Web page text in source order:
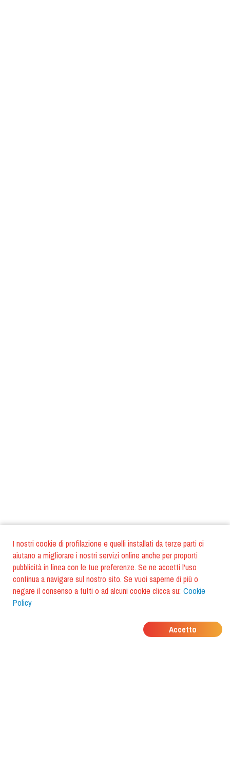
I nostri cookie di profilazione e quelli installati da terze parti ci
aiutano a migliorare i nostri servizi online anche per proporti
pubblicità in linea con le tue preferenze. Se ne accetti l'uso
continua a navigare sul nostro sito. Se vuoi saperne di più o
negare il consenso a tutti o ad alcuni cookie clicca su: Cookie
Policy
Accetto
DOVE MANGIANO I
TUOI AMICI?